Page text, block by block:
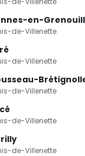
en-
de-Villenette
de-Villenette
de-Villenette
de-Villenette
de-Villenette